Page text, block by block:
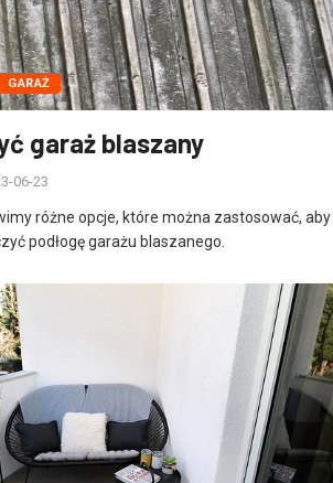
GARAŻ
garaż blaszany
06-23
różne opcje, które można zastosować, aby
podłogę garażu blaszanego.